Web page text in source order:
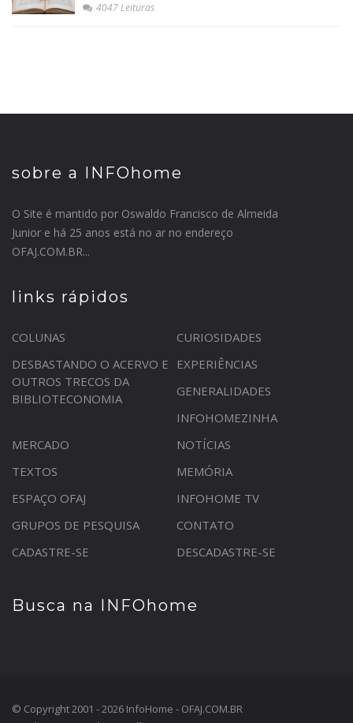
4047 Leituras
sobre a INFOhome
O Site é mantido por Oswaldo Francisco de Almeida
Junior e há 25 anos está no ar no endereço
OFAJ.COM.BR...
links rápidos
COLUNAS
CURIOSIDADES
DESBASTANDO O ACERVO E
OUTROS TRECOS DA
BIBLIOTECONOMIA
EXPERIÊNCIAS
GENERALIDADES
INFOHOMEZINHA
MERCADO
NOTÍCIAS
TEXTOS
MEMÓRIA
ESPAÇO OFAJ
INFOHOME TV
GRUPOS DE PESQUISA
CONTATO
CADASTRE-SE
DESCADASTRE-SE
Busca na INFOhome
© Copyright 2001 - 2026 InfoHome - OFAJ.COM.BR